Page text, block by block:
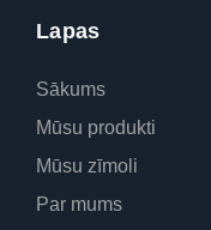
Lapas
Sākums
Mūsu produkti
Mūsu zīmoli
Par mums